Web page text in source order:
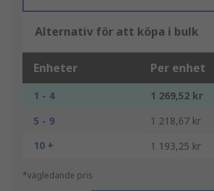
Alternativ för att köpa i bulk
Enheter Per enhet
1 - 4
1 269,52 kr
5 - 9
1 218,67 kr
10 +
1 193,25 kr
*vägledande pris